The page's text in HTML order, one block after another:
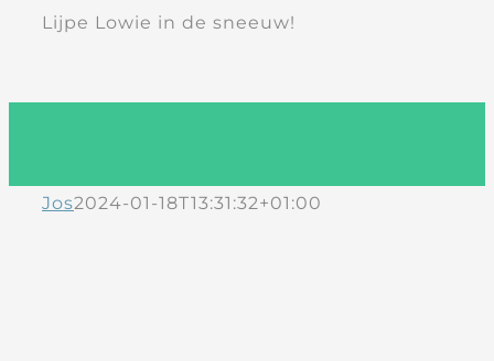
Lijpe Lowie in de sneeuw!
Jos2024-01-18T13:31:32+01:00